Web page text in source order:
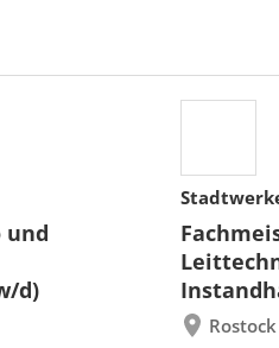
und
d)
Rostock